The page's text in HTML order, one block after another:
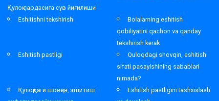
Қулоқ пардасига сув йиғилиши
Eshitishni tekshirish
Bolalarning eshitish
qobiliyatini qachon va qanday
tekshirish kerak
Eshitish pastligi
Quloqdagi shovqin, eshitish
sifati pasayishining sabablari
nimada?
Қулоқдаги шовқин, эшитиш
Eshitish pastligini tashxislash